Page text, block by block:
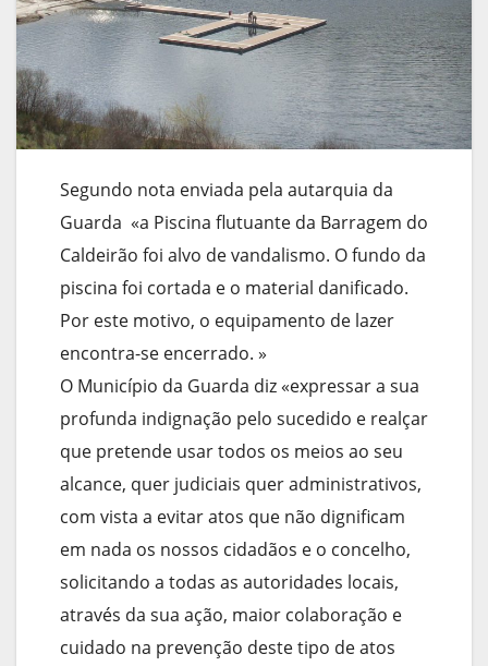
Segundo nota enviada pela autarquia da
Guarda «a Piscina flutuante da Barragem do
Caldeirão foi alvo de vandalismo. O fundo da
piscina foi cortada e o material danificado.
Por este motivo, o equipamento de lazer
encontra-se encerrado. »
O Município da Guarda diz «expressar a sua
profunda indignação pelo sucedido e realçar
que pretende usar todos os meios ao seu
alcance, quer judiciais quer administrativos,
com vista a evitar atos que não dignificam
em nada os nossos cidadãos e o concelho,
solicitando a todas as autoridades locais,
através da sua ação, maior colaboração e
cuidado na prevenção deste tipo de atos